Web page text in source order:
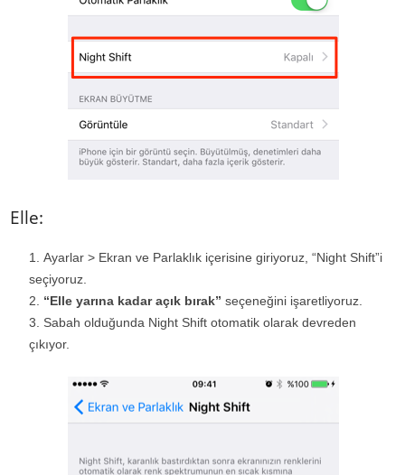
Elle:
Ayarlar > Ekran ve Parlaklık içerisine giriyoruz, “Night Shift”i
seçiyoruz.
“Elle yarına kadar açık bırak” seçeneğini işaretliyoruz.
Sabah olduğunda Night Shift otomatik olarak devreden
çıkıyor.